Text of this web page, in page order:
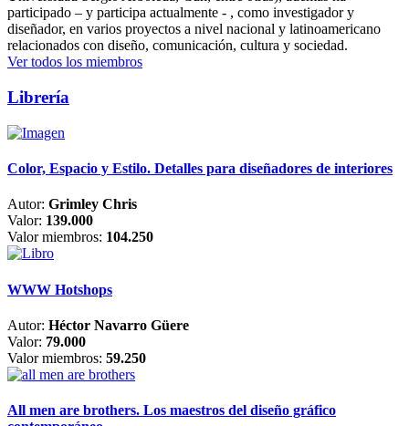
participado – y participa actualmente - , como investigador y
diseñador, en varios proyectos a nivel nacional y latinoamericano
relacionados con diseño, comunicación, cultura y sociedad.
Ver todos los miembros
Librería
Color, Espacio y Estilo. Detalles para diseñadores de interiores
Autor: Grimley Chris
Valor: 139.000
Valor miembros: 104.250
WWW Hotshops
Autor: Héctor Navarro Güere
Valor: 79.000
Valor miembros: 59.250
All men are brothers. Los maestros del diseño gráfico